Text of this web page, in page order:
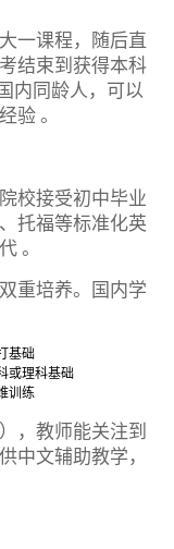
一课程，随后直
结束到获得本科
内同龄人，可以
验 。
校接受初中毕业
托福等标准化英
。
重培养。国内学
基础
或理科基础
训练
，教师能关注到
中文辅助教学，